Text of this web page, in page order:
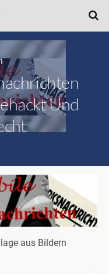
Und
aus Bildern